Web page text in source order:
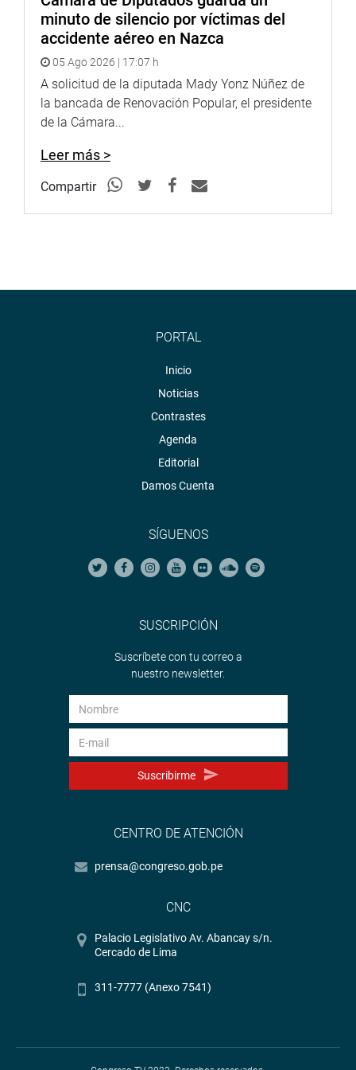
minuto de silencio por víctimas del
accidente aéreo en Nazca
05 Ago 2026 | 17:07 h
A solicitud de la diputada Mady Yonz Núñez de
la bancada de Renovación Popular, el presidente
de la Cámara...
Leer más >
Compartir
PORTAL
Inicio
Noticias
Contrastes
Agenda
Editorial
Damos Cuenta
SÍGUENOS
SUSCRIPCIÓN
Suscríbete con tu correo a
nuestro newsletter.
Suscribirme
CENTRO DE ATENCIÓN
prensa@congreso.gob.pe
CNC
Palacio Legislativo Av. Abancay s/n.
Cercado de Lima
311-7777 (Anexo 7541)